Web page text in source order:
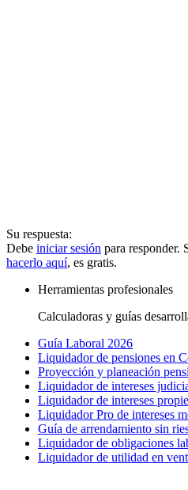
Su respuesta:
Debe iniciar sesión para responder.
hacerlo aquí, es gratis.
Herramientas profesionales
Calculadoras y guías
Guía Laboral 2026
Liquidador de pensiones en
Proyección y planeación
Liquidador de intereses
Liquidador de intereses
Liquidador Pro de intereses
Guía de arrendamiento sin
Liquidador de obligaciones
Liquidador de utilidad en